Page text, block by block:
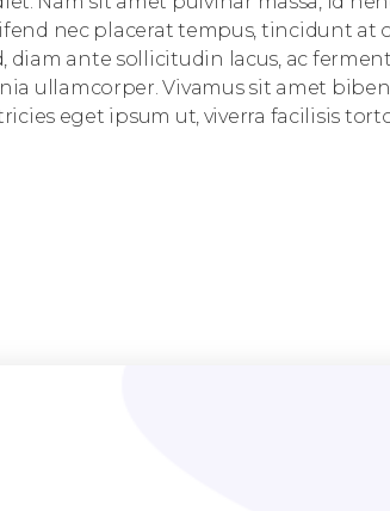
nec placerat tempus, tincidunt at
diam ante sollicitudin lacus, ac
ullamcorper. Vivamus sit amet
eget ipsum ut, viverra facilisis